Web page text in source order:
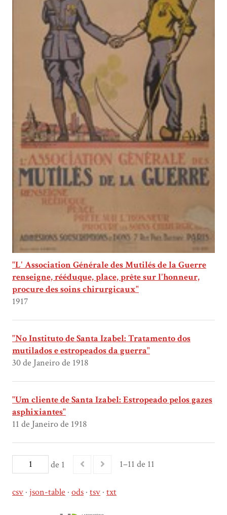
"L' Association Générale des Mutilés de la Guerre
renseigne, rééduque, place, prête sur l'honneur,
procure des soins chirurgicaux"
1917
"No Instituto de Santa Izabel: Tratamento dos
mutilados e estropeados da guerra"
30 de Janeiro de 1918
"Um cliente de Santa Izabel: Estropeado pelos gazes
asphixiantes"
11 de Janeiro de 1918
de 1 1–11 de 11
csv json-table ods tsv txt